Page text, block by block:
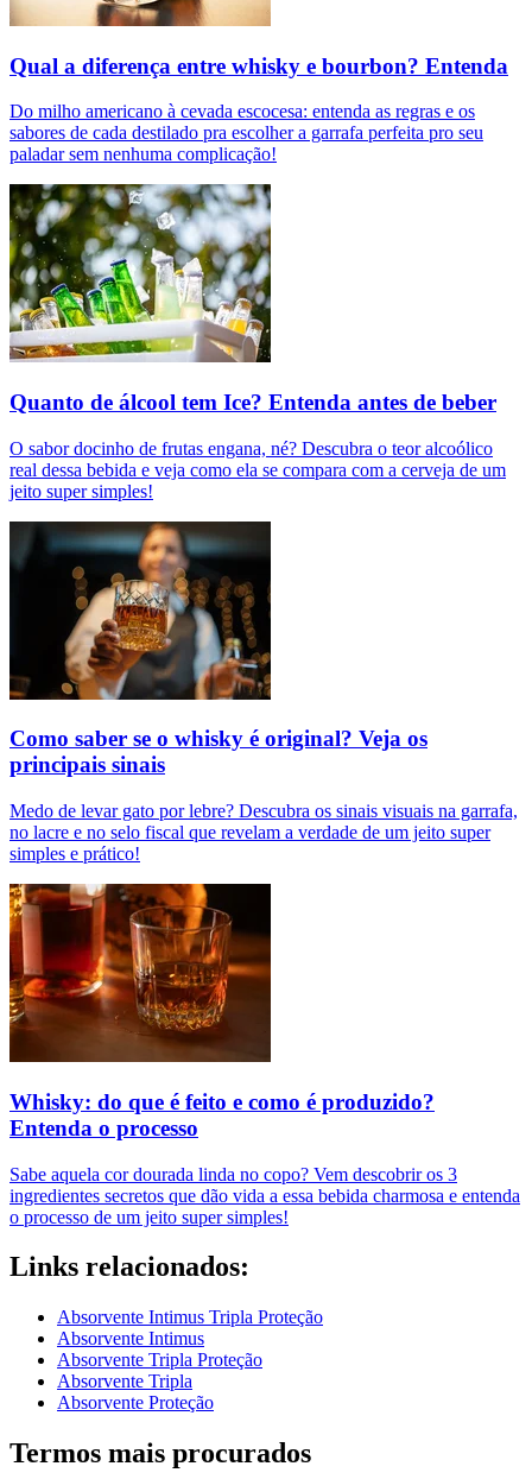
Qual a diferença entre whisky e bourbon? Entenda
Do milho americano à cevada escocesa: entenda as regras e os
sabores de cada destilado pra escolher a garrafa perfeita pro seu
paladar sem nenhuma complicação!
Quanto de álcool tem Ice? Entenda antes de beber
O sabor docinho de frutas engana, né? Descubra o teor alcoólico
real dessa bebida e veja como ela se compara com a cerveja de um
jeito super simples!
Como saber se o whisky é original? Veja os
principais sinais
Medo de levar gato por lebre? Descubra os sinais visuais na garrafa,
no lacre e no selo fiscal que revelam a verdade de um jeito super
simples e prático!
Whisky: do que é feito e como é produzido?
Entenda o processo
Sabe aquela cor dourada linda no copo? Vem descobrir os 3
ingredientes secretos que dão vida a essa bebida charmosa e entenda
o processo de um jeito super simples!
Links relacionados:
Absorvente Intimus Tripla Proteção
Absorvente Intimus
Absorvente Tripla Proteção
Absorvente Tripla
Absorvente Proteção
Termos mais procurados